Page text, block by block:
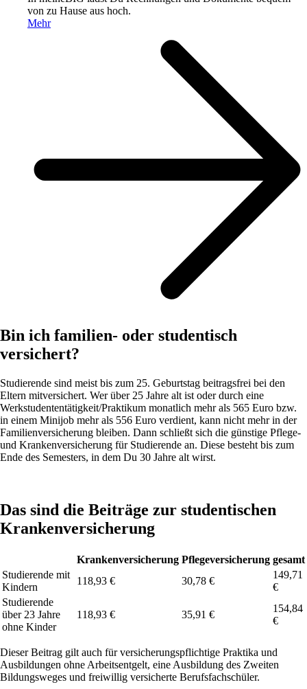
von zu Hause aus hoch.
Mehr
Bin ich familien- oder studentisch
versichert?
Studierende sind meist bis zum 25. Geburtstag beitragsfrei bei den
Eltern mitversichert. Wer über 25 Jahre alt ist oder durch eine
Werkstudententätigkeit/Praktikum monatlich mehr als 565 Euro bzw.
in einem Minijob mehr als 556 Euro verdient, kann nicht mehr in der
Familienversicherung bleiben. Dann schließt sich die günstige Pflege-
und Krankenversicherung für Studierende an. Diese besteht bis zum
Ende des Semesters, in dem Du 30 Jahre alt wirst.
Das sind die Beiträge zur studentischen
Krankenversicherung
Krankenversicherung Pflegeversicherung gesamt
Studierende mit
Kindern
118,93 € 30,78 €
149,71
€
Studierende
über 23 Jahre
ohne Kinder
118,93 € 35,91 €
154,84
€
Dieser Beitrag gilt auch für versicherungspflichtige Praktika und
Ausbildungen ohne Arbeitsentgelt, eine Ausbildung des Zweiten
Bildungsweges und freiwillig versicherte Berufsfachschüler.